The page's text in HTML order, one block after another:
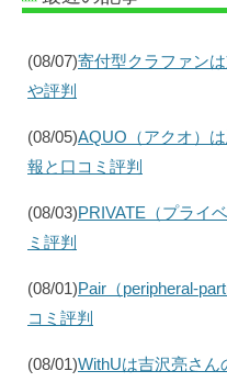
(08/07)寄付型クラファン
や評判
(08/05)AQUO（アクオ）
報と口コミ評判
(08/03)PRIVATE（プライ
ミ評判
(08/01)Pair（peripheral-
コミ評判
(08/01)WithUは吉沢亮さん